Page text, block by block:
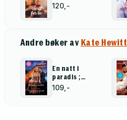
120,-
Andre bøker av Kate Hewitt
En natt i
paradis ;
Sannhetens
kveld
109,-